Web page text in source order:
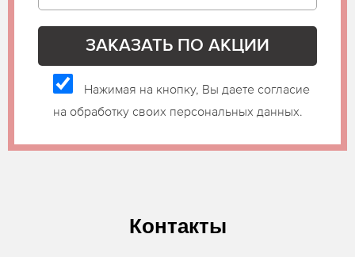
Нажимая на кнопку, Вы даете согласие
на обработку своих персональных данных.
Контакты